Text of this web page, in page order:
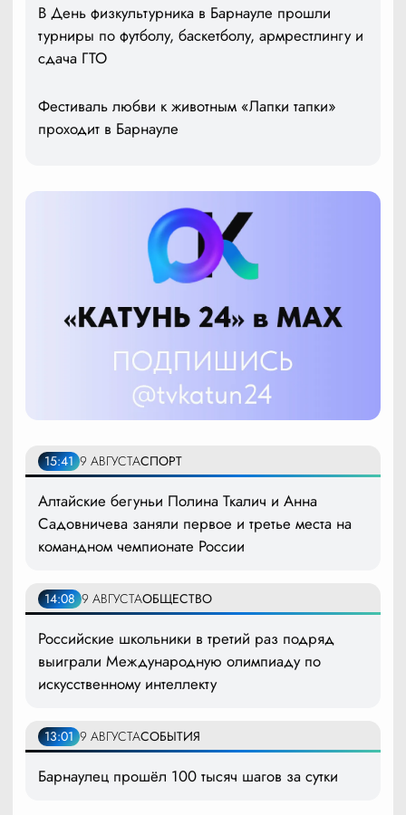
В День физкультурника в Барнауле прошли
турниры по футболу, баскетболу, армрестлингу и
сдача ГТО
Фестиваль любви к животным «Лапки тапки»
проходит в Барнауле
15:41 9 АВГУСТАСПОРТ
Алтайские бегуньи Полина Ткалич и Анна
Садовничева заняли первое и третье места на
командном чемпионате России
14:08 9 АВГУСТАОБЩЕСТВО
Российские школьники в третий раз подряд
выиграли Международную олимпиаду по
искусственному интеллекту
13:01 9 АВГУСТАСОБЫТИЯ
Барнаулец прошёл 100 тысяч шагов за сутки